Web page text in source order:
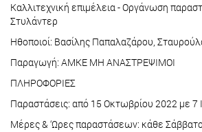
Καλλιτεχνική επιμέλεια - Οργάνωση
Στυλάντερ
Ηθοποιοί: Βασίλης Παπαλαζάρου,
Παραγωγή: ΑΜΚΕ ΜΗ ΑΝΑΣΤΡΕΨΙΜΟΙ
ΠΛΗΡΟΦΟΡΙΕΣ
Παραστάσεις: από 15 Oκτωβρίου 2022 με 7
Μέρες & ‘Ωρες παραστάσεων: κάθε